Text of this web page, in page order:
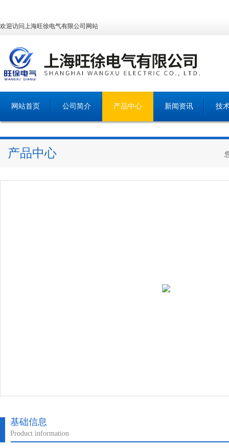
欢迎访问上海旺徐电气有限公司网站
网站首页 公司简介 产品中心 新闻资讯 技
产品中心
基础信息
Product information